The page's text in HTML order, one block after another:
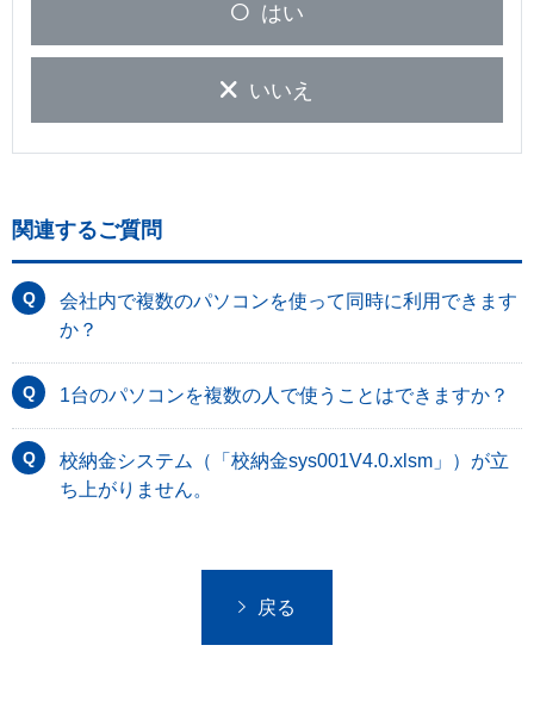
はい
いいえ
関連するご質問
会社内で複数のパソコンを使って同時に利用できます
か？
1台のパソコンを複数の人で使うことはできますか？
校納金システム（「校納金sys001V4.0.xlsm」）が立
ち上がりません。
戻る